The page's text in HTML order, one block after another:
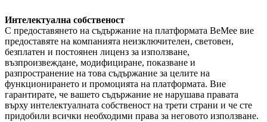
Интелектуална собственост
С предоставянето на съдържание на платформата BeMee вие
предоставяте на компанията неизключителен, световен,
безплатен и постоянен лиценз за използване,
възпроизвеждане, модифициране, показване и
разпространение на това съдържание за целите на
функционирането и промоцията на платформата. Вие
гарантирате, че вашето съдържание не нарушава правата
върху интелектуалната собственост на трети страни и че сте
придобили всички необходими права за неговото използване.